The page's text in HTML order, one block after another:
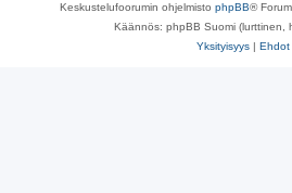
Keskustelufoorumin ohjelmisto phpBB®
Käännös: phpBB Suomi (lurttinen,
Yksityisyys | Ehdot